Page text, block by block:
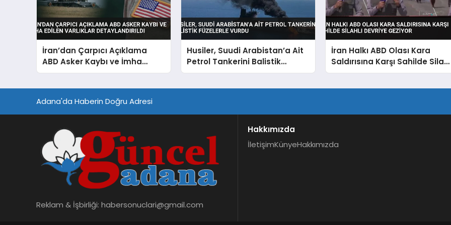
İran’dan Çarpıcı Açıklama
ABD Asker Kaybı ve İmha
Edilen Varlıklar Detaylandırıldı
Husiler, Suudi Arabistan’a Ait
Petrol Tankerini Balistik
Füzelerle Vurdu
İran Halkı ABD Olası Kara
Saldırısına Karşı Sahilde
Devriye Geziyor
Adana'da Haberin Doğru Adresi
Reklam & İşbirliği: habersonuclari@gmail.com
Hakkımızda
İletişimKünyeHakkımızda